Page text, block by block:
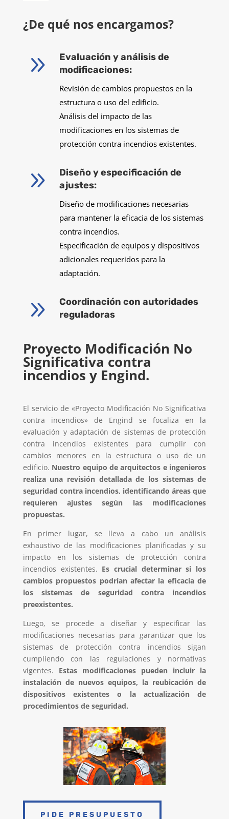
¿De qué nos encargamos?
9
Evaluación y análisis de
modificaciones:
Revisión de cambios propuestos en la
estructura o uso del edificio.
Análisis del impacto de las
modificaciones en los sistemas de
protección contra incendios existentes.
9
Diseño y especificación de
ajustes:
Diseño de modificaciones necesarias
para mantener la eficacia de los sistemas
contra incendios.
Especificación de equipos y dispositivos
adicionales requeridos para la
adaptación.
9
Coordinación con autoridades
reguladoras
Proyecto Modificación No
Significativa contra
incendios y Engind.
El servicio de «Proyecto Modificación No Significativa
contra incendios» de Engind se focaliza en la
evaluación y adaptación de sistemas de protección
contra incendios existentes para cumplir con
cambios menores en la estructura o uso de un
edificio. Nuestro equipo de arquitectos e ingenieros
realiza una revisión detallada de los sistemas de
seguridad contra incendios, identificando áreas que
requieren ajustes según las modificaciones
propuestas.
En primer lugar, se lleva a cabo un análisis
exhaustivo de las modificaciones planificadas y su
impacto en los sistemas de protección contra
incendios existentes. Es crucial determinar si los
cambios propuestos podrían afectar la eficacia de
los sistemas de seguridad contra incendios
preexistentes.
Luego, se procede a diseñar y especificar las
modificaciones necesarias para garantizar que los
sistemas de protección contra incendios sigan
cumpliendo con las regulaciones y normativas
vigentes. Estas modificaciones pueden incluir la
instalación de nuevos equipos, la reubicación de
dispositivos existentes o la actualización de
procedimientos de seguridad.
PIDE PRESUPUESTO